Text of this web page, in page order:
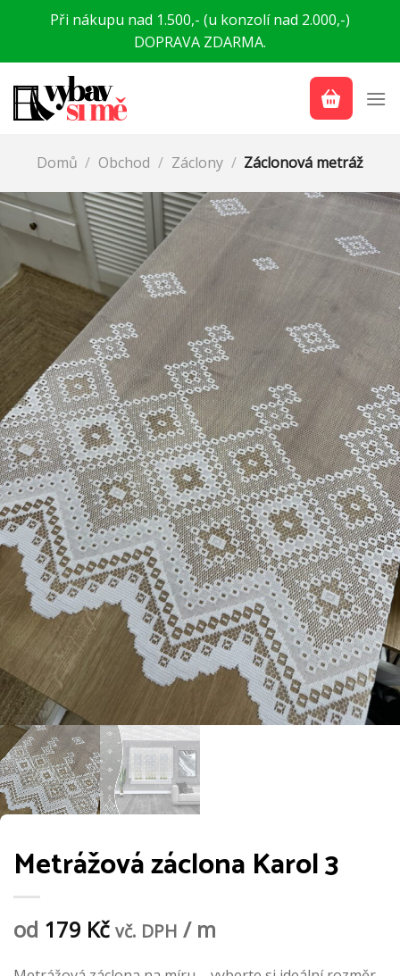
PřeskočitPři nákupu nad 1.500,- (u konzolí nad 2.000,-)
DOPRAVA ZDARMA.
Domů / Obchod / Záclony / Záclonová metráž
Metrážová záclona Karol 3
od 179 Kč vč. DPH / m